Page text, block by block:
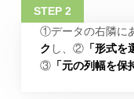
①データの右隣に
ク し、②「形式を
③「元の列幅を保